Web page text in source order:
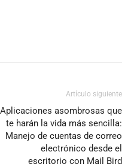
Artículo siguiente
Aplicaciones asombrosas que
te harán la vida más sencilla:
Manejo de cuentas de correo
electrónico desde el
escritorio con Mail Bird